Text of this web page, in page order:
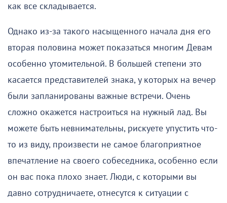
как все складывается.
Однако из-за такого насыщенного начала дня его
вторая половина может показаться многим Девам
особенно утомительной. В большей степени это
касается представителей знака, у которых на вечер
были запланированы важные встречи. Очень
сложно окажется настроиться на нужный лад. Вы
можете быть невнимательны, рискуете упустить что-
то из виду, произвести не самое благоприятное
впечатление на своего собеседника, особенно если
он вас пока плохо знает. Люди, с которыми вы
давно сотрудничаете, отнесутся к ситуации с